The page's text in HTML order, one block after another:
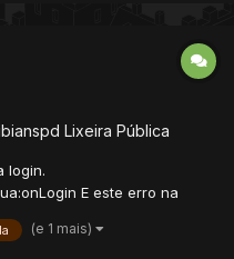
Lixeira Pública
login.
E este erro na
(e 1 mais)